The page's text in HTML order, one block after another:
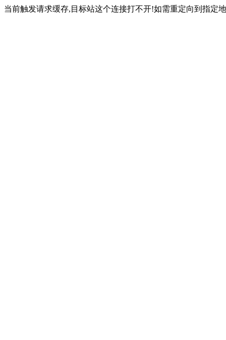
当前触发请求缓存,目标站这个连接打不开!如需重定向到指定